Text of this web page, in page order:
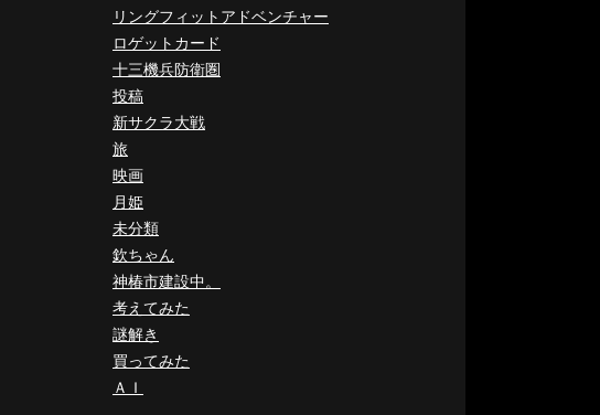
リングフィットアドベンチャー
ロゲットカード
十三機兵防衛圏
投稿
新サクラ大戦
旅
映画
月姫
未分類
欽ちゃん
神椿市建設中。
考えてみた
謎解き
買ってみた
ＡＩ